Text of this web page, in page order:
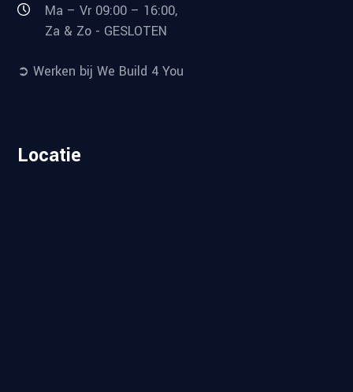
Ma – Vr 09:00 – 16:00,
Za & Zo - GESLOTEN
➲ Werken bij We Build 4 You
Locatie